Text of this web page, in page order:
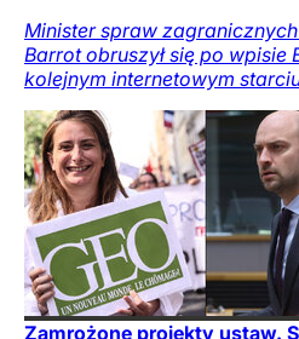
Minister spraw
Barrot obruszył się po wpisie
kolejnym internetowym
Zamrożone projekty ustaw.